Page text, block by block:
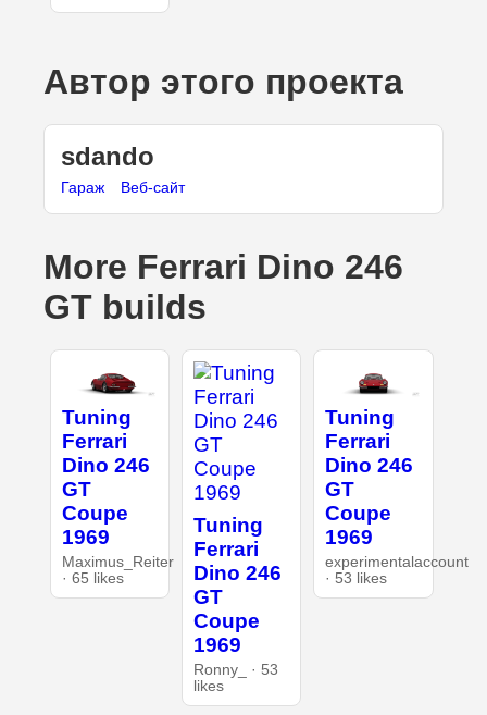
Автор этого проекта
sdando
Гараж Веб-сайт
More Ferrari Dino 246
GT builds
Tuning
Ferrari
Dino 246
GT
Coupe
1969
Maximus_Reiter
· 65 likes
Tuning
Ferrari
Dino 246
GT
Coupe
1969
Ronny_ · 53
likes
Tuning
Ferrari
Dino 246
GT
Coupe
1969
experimentalaccount
· 53 likes